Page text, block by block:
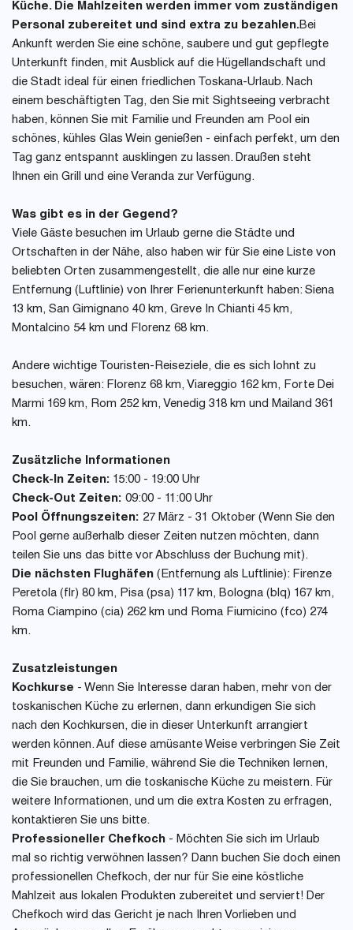
Küche. Die Mahlzeiten werden immer vom zuständigen
Personal zubereitet und sind extra zu bezahlen.Bei
Ankunft werden Sie eine schöne, saubere und gut gepflegte
Unterkunft finden, mit Ausblick auf die Hügellandschaft und
die Stadt ideal für einen friedlichen Toskana-Urlaub. Nach
einem beschäftigten Tag, den Sie mit Sightseeing verbracht
haben, können Sie mit Familie und Freunden am Pool ein
schönes, kühles Glas Wein genießen - einfach perfekt, um den
Tag ganz entspannt ausklingen zu lassen. Draußen steht
Ihnen ein Grill und eine Veranda zur Verfügung.
Was gibt es in der Gegend?
Viele Gäste besuchen im Urlaub gerne die Städte und
Ortschaften in der Nähe, also haben wir für Sie eine Liste von
beliebten Orten zusammengestellt, die alle nur eine kurze
Entfernung (Luftlinie) von Ihrer Ferienunterkunft haben: Siena
13 km, San Gimignano 40 km, Greve In Chianti 45 km,
Montalcino 54 km und Florenz 68 km.
Andere wichtige Touristen-Reiseziele, die es sich lohnt zu
besuchen, wären: Florenz 68 km, Viareggio 162 km, Forte Dei
Marmi 169 km, Rom 252 km, Venedig 318 km und Mailand 361
km.
Zusätzliche Informationen
Check-In Zeiten: 15:00 - 19:00 Uhr
Check-Out Zeiten: 09:00 - 11:00 Uhr
Pool Öffnungszeiten: 27 März - 31 Oktober (Wenn Sie den
Pool gerne außerhalb dieser Zeiten nutzen möchten, dann
teilen Sie uns das bitte vor Abschluss der Buchung mit).
Die nächsten Flughäfen (Entfernung als Luftlinie): Firenze
Peretola (flr) 80 km, Pisa (psa) 117 km, Bologna (blq) 167 km,
Roma Ciampino (cia) 262 km und Roma Fiumicino (fco) 274
km.
Zusatzleistungen
Kochkurse - Wenn Sie Interesse daran haben, mehr von der
toskanischen Küche zu erlernen, dann erkundigen Sie sich
nach den Kochkursen, die in dieser Unterkunft arrangiert
werden können. Auf diese amüsante Weise verbringen Sie Zeit
mit Freunden und Familie, während Sie die Techniken lernen,
die Sie brauchen, um die toskanische Küche zu meistern. Für
weitere Informationen, und um die extra Kosten zu erfragen,
kontaktieren Sie uns bitte.
Professioneller Chefkoch - Möchten Sie sich im Urlaub
mal so richtig verwöhnen lassen? Dann buchen Sie doch einen
professionellen Chefkoch, der nur für Sie eine köstliche
Mahlzeit aus lokalen Produkten zubereitet und serviert! Der
Chefkoch wird das Gericht je nach Ihren Vorlieben und